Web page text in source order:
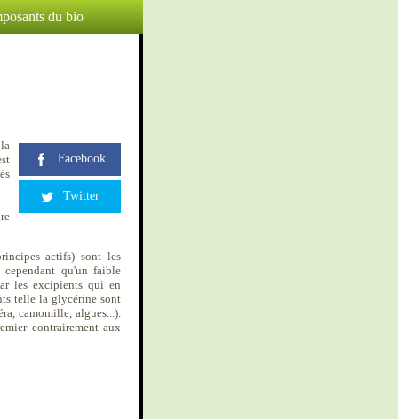
du bio
Facebook
Twitter
actifs) sont les
cependant qu'un faible
les excipients qui en
telle la glycérine sont
camomille, algues...).
contrairement aux